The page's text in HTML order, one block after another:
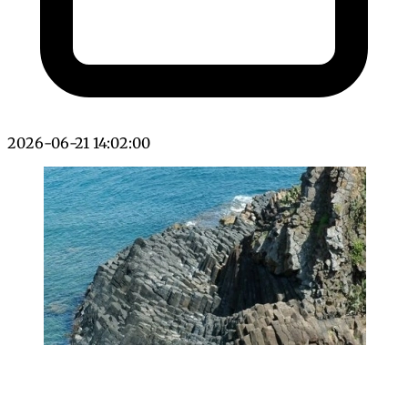
2026-06-21 14:02:00